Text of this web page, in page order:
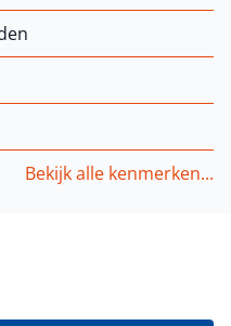
Bekijk alle kenmerken...